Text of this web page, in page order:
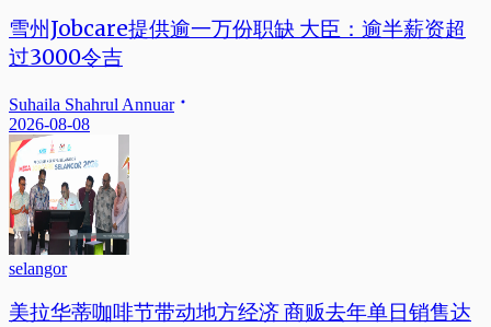
雪州Jobcare提供逾一万份职缺 大臣：逾半薪资超
过3000令吉
Suhaila Shahrul Annuar
2026-08-08
selangor
美拉华蒂咖啡节带动地方经济 商贩去年单日销售达